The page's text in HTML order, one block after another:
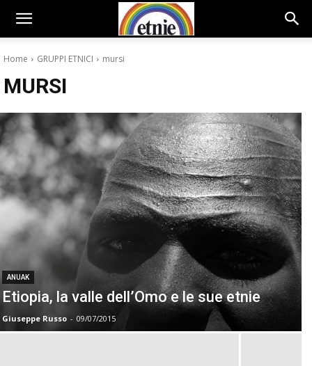
Home GRUPPI ETNICI mursi
MURSI
ANUAK
Etiopia, la valle dell’Omo e le sue etnie
Giuseppe Russo - 09/07/2015